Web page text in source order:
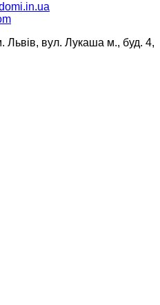
Львів, вул. Лукаша м., буд. 4,